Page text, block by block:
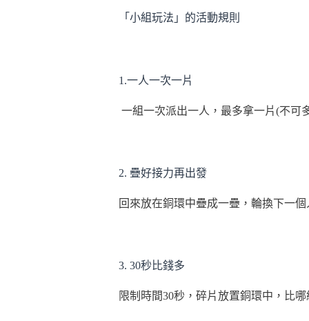
「小組玩法」的活動規則
1.一人一次一片
一組一次派出一人，最多拿一片(不可
2. 疊好接力再出發
回來放在銅環中疊成一疊，輪換下一
3. 30秒比錢多
限制時間30秒，碎片放置銅環中，比